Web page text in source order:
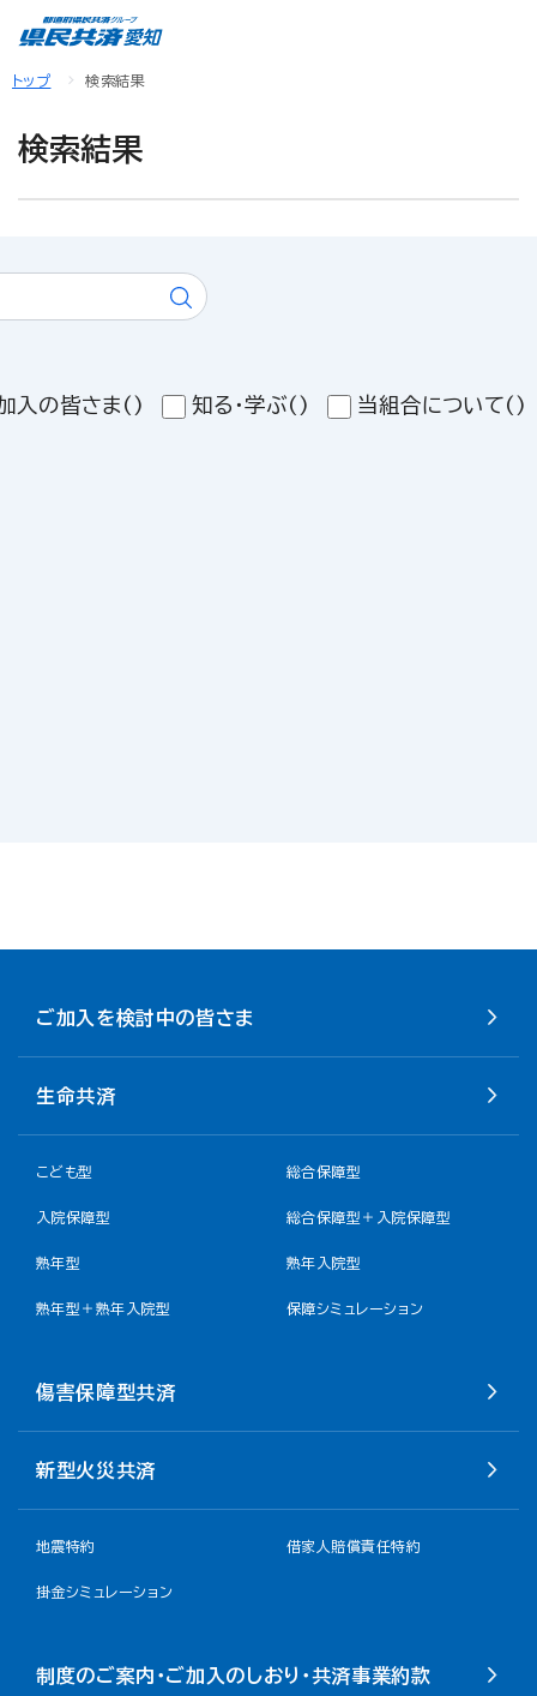
トップ 検索結果
検索結果
入の皆さま () 知る・学ぶ() 当組合について()
ご加入を検討中の皆さま
生命共済
こども型 総合保障型
入院保障型 総合保障型＋入院保障型
熟年型 熟年入院型
熟年型＋熟年入院型 保障シミュレーション
傷害保障型共済
新型火災共済
地震特約 借家人賠償責任特約
掛金シミュレーション
制度のご案内・ご加入のしおり・共済事業約款